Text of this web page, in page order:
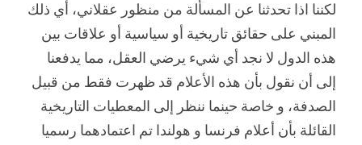
لكننا اذا تحدثنا عن المسألة من منظور عقلاني، أي ذلك
المبني على حقائق تاريخية أو سياسية أو علاقات بين
هذه الدول لا نجد أي شيء يرضي العقل، مما يدفعنا
إلى أن نقول بأن هذه الأعلام قد ظهرت فقط من قبيل
الصدفة، و خاصة حينما ننظر إلى المعطيات التاريخية
القائلة بأن أعلام فرنسا و هولندا تم اعتمادهما رسميا